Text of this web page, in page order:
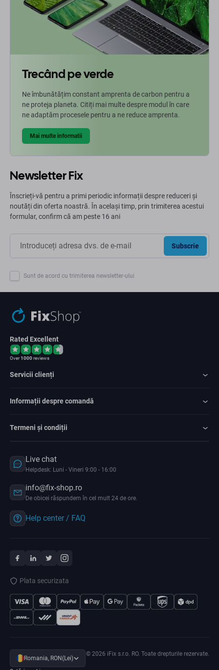
Trecând pe verde
Ne îmbunătățim constant amprenta de carbon pentru a
ne proteja planeta. Citiți mai multe despre modul în care
ne adaptăm procesele pentru a ne reduce amprenta.
Mai multe informatii
Newsletter Fix
Înscrieți-vă pentru a primi periodic informații despre reduceri și
noutăți din oferta noastră. În același timp, prin trimiterea acestui
formular, confirm că am peste 16 ani
Subscrie
Sunt de acord cu trimiterea newsletter-ului
Rated Excellent
Over1000reviews
Servicii clienți
Informații despre comandă
Termeni și condiții
Live chat
Helpdesk: Luni - Vineri 9:00 - 16:00
info@fix-shop.ro
De obicei răspundem în cel mult 24 de ore.
Help center / FAQ
Plata securizata
Romania, RON(Lei)
© 2026 iFix s.r.o. RO. Toate drepturile rezervate.